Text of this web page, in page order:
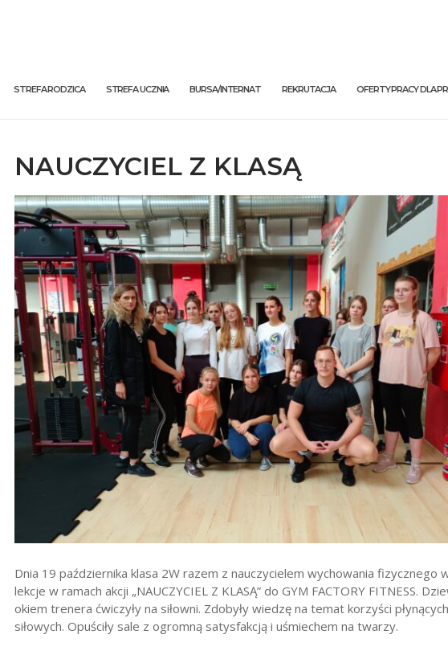
STREFA RODZICA STREFA UCZNIA BURSA/INTERNAT REKRUTACJA OFERTY PRACY DLA
O nas
Oferta
LO SMS Talent
Strefa rodzica
Bursa/Internat
Oferty pracy dla pracowników
Zadania realizowane z budżetu państwa
NAUCZYCIEL Z KLASĄ
Dnia 19 października klasa 2W razem z nauczycielem wychowania fizycznego
lekcje w ramach akcji „NAUCZYCIEL Z KLASĄ” do GYM FACTORY FITNESS.
okiem trenera ćwiczyły na siłowni. Zdobyły wiedzę na temat korzyści
siłowych. Opuściły sale z ogromną satysfakcją i uśmiechem na twarzy.